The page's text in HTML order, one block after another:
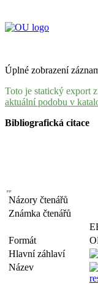
Úplné zobrazení
Toto je statický export
aktuální podobu v
Bibliografická citace
Názory čtenářů
Známka čtenářů
Formát
Hlavní záhlaví
Název